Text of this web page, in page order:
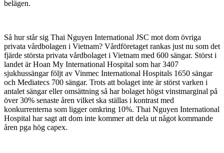
belägen.
Så hur står sig Thai Nguyen International JSC mot dom övriga
privata vårdbolagen i Vietnam? Vårdföretaget rankas just nu som det
fjärde största privata vårdbolaget i Vietnam med 600 sängar. Störst i
landet är Hoan My International Hospital som har 3407
sjukhussängar följt av Vinmec International Hospitals 1650 sängar
och Mediatecs 700 sängar. Trots att bolaget inte är störst varken i
antalet sängar eller omsättning så har bolaget högst vinstmarginal på
över 30% senaste åren vilket ska ställas i kontrast med
konkurrenterna som ligger omkring 10%. Thai Nguyen International
Hospital har sagt att dom inte kommer att dela ut något kommande
åren pga hög capex.